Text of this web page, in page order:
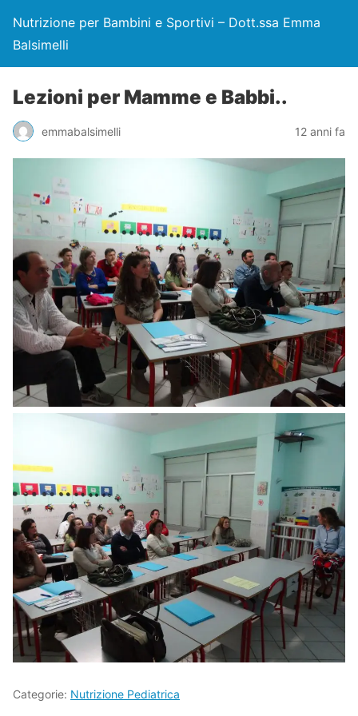
Nutrizione per Bambini e Sportivi – Dott.ssa Emma
Balsimelli
Lezioni per Mamme e Babbi..
emmabalsimelli 12 anni fa
Categorie: Nutrizione Pediatrica